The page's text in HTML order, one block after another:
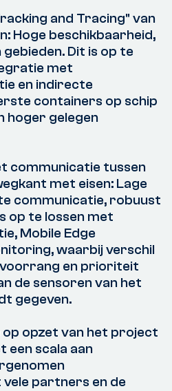
and Tracing" van
Hoge beschikbaarheid,
Dit is op te
met
en indirecte
containers op schip
hoger gelegen
communicatie tussen
met eisen: Lage
communicatie, robuust
op te lossen met
Mobile Edge
waarbij verschil
en prioriteit
de sensoren van het
gegeven.
opzet van het project
een scala aan
partners en de